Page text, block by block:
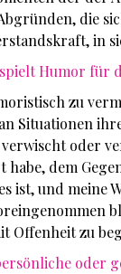
die
in
Humor für
zu
Situationen
oder
habe, dem
ist, und
Offenheit zu
oder